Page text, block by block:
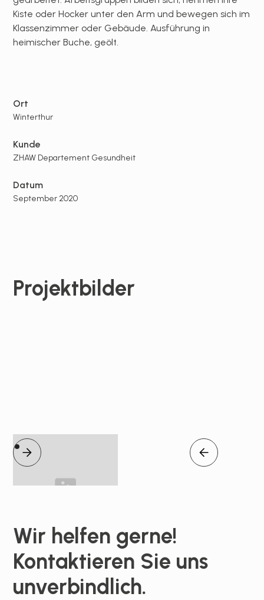
Ort
Winterthur
Kunde
ZHAW Departement Gesundheit
Datum
September 2020
Kiste oder Hocker unter den Arm und bewegen sich im
Klassenzimmer oder Gebäude. Ausführung in
heimischer Buche, geölt.
Projektbilder
Wir helfen gerne!
Kontaktieren Sie uns
unverbindlich.